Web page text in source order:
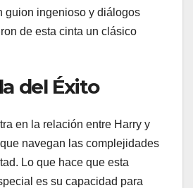
guion ingenioso y diálogos
de esta cinta un clásico
del Éxito
en la relación entre Harry y
navegan las complejidades
Lo que hace que esta
es su capacidad para